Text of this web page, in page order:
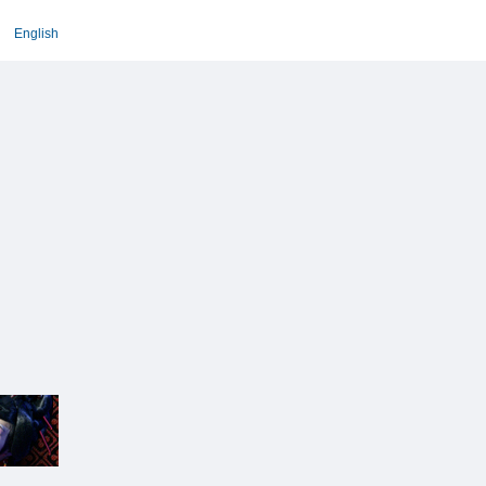
English